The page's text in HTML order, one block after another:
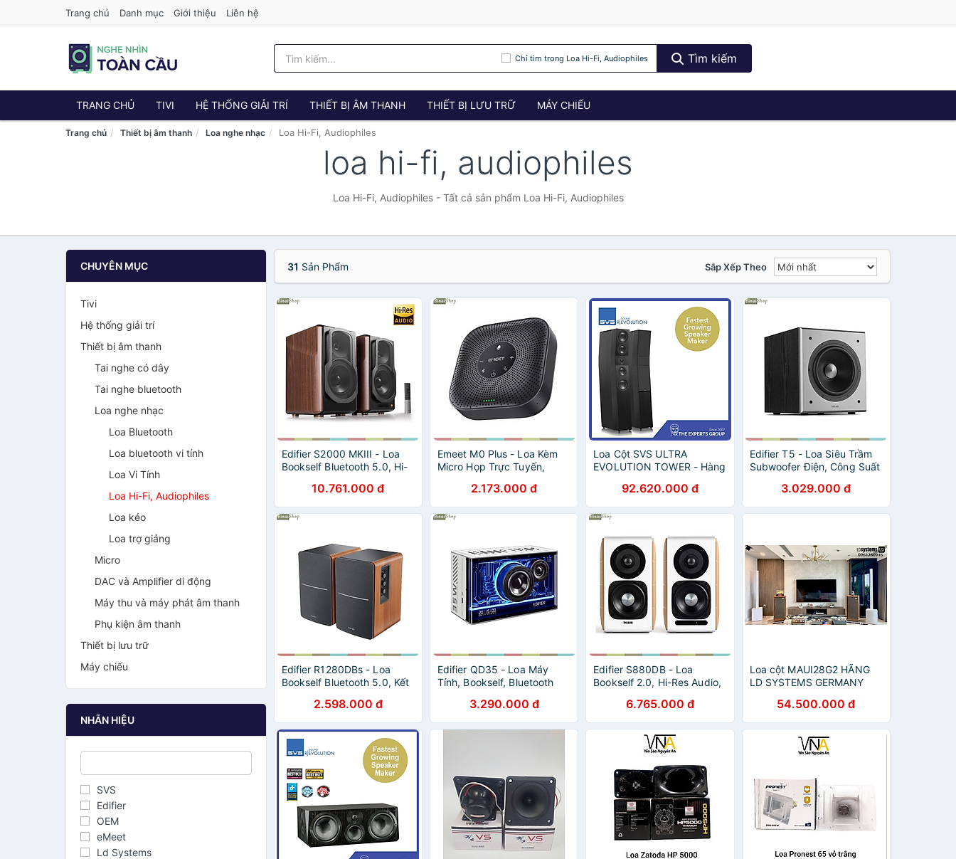
Trang chủ Danh mục Giới thiệu Liên hệ
Chỉ tìm trong Loa Hi-Fi, Audiophiles Tìm kiếm
TRANG CHỦ TIVI HỆ THỐNG GIẢI TRÍ THIẾT BỊ ÂM THANH THIẾT BỊ LƯU TRỮ MÁY CHIẾU
Trang chủ Thiết bị âm thanh Loa nghe nhạc Loa Hi-Fi, Audiophiles
loa hi-fi, audiophiles
Loa Hi-Fi, Audiophiles - Tất cả sản phẩm Loa Hi-Fi, Audiophiles
CHUYÊN MỤC
Tivi
Hệ thống giải trí
Thiết bị âm thanh
Tai nghe có dây
Tai nghe bluetooth
Loa nghe nhạc
Loa Bluetooth
Loa bluetooth vi tính
Loa Vi Tính
Loa Hi-Fi, Audiophiles
Loa kéo
Loa trợ giảng
Micro
DAC và Amplifier di động
Máy thu và máy phát âm thanh
Phụ kiện âm thanh
Thiết bị lưu trữ
Máy chiếu
NHÃN HIỆU
SVS
Edifier
OEM
eMeet
Ld Systems
31 Sản Phẩm Sắp Xếp Theo
Edifier S2000 MKIII - Loa
Bookself Bluetooth 5.0, Hi-
130W - Hàng chính hãng
10.761.000 đ
Emeet M0 Plus - Loa Kèm
Micro Họp Trực Tuyến,
Âm Thanh Full Duplex Cho
Nhóm 8 Người - Hàng chính
hãng
2.173.000 đ
Loa Cột SVS ULTRA
EVOLUTION TOWER - Hàng
92.620.000 đ
Edifier T5 - Loa Siêu Trầm
Subwoofer Điện, Công Suất
3.029.000 đ
Edifier R1280DBs - Loa
Bookself Bluetooth 5.0, Kết
In/Coaxial/Optical/Sub Out,
Công Suất 42W, Điều Khiển
Từ Xa - Hàng chính hãng
2.598.000 đ
Edifier QD35 - Loa Máy
Tính, Bookself, Bluetooth
Audio Wireless, Hiệu Ứng
Ánh Sáng, Công Suất 40W
- Hàng chính hãng
3.290.000 đ
Edifier S880DB - Loa
Bookself 2.0, Hi-Res Audio,
5.0/AUX/Coaxial/Optical,
Công Suất 88W, Điều Khiển
Từ Xa - Hàng chính hãng
6.765.000 đ
Loa cột MAUI28G2 HÃNG
LD SYSTEMS GERMANY
54.500.000 đ